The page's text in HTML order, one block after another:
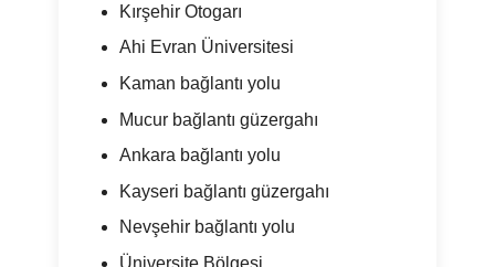
Kırşehir Otogarı
Ahi Evran Üniversitesi
Kaman bağlantı yolu
Mucur bağlantı güzergahı
Ankara bağlantı yolu
Kayseri bağlantı güzergahı
Nevşehir bağlantı yolu
Üniversite Bölgesi